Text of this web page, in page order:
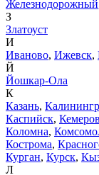
Железнодорожный
З
Златоуст
И
Иваново, Ижевск,
Й
Йошкар-Ола
К
Казань,
Каспийск,
Коломна,
Кострома,
Курган, Курск,
Л